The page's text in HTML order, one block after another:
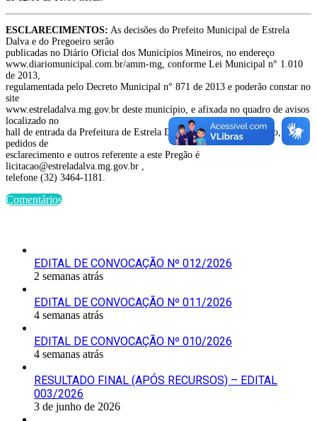
ESCLARECIMENTOS: As decisões do Prefeito Municipal de Estrela
Dalva e do Pregoeiro serão
publicadas no Diário Oficial dos Municípios Mineiros, no endereço
www.diariomunicipal.com.br/amm-mg, conforme Lei Municipal n° 1.010
de 2013,
regulamentada pelo Decreto Municipal n° 871 de 2013 e poderão constar no
site
www.estreladalva.mg.gov.br deste município, e afixada no quadro de avisos
localizado no
hall de entrada da Prefeitura de Estrela Dalva, o e-mail para contato,
pedidos de
esclarecimento e outros referente a este Pregão é
licitacao@estreladalva.mg.gov.br ,
telefone (32) 3464-1181.
Comentários
EDITAL DE CONVOCAÇÃO Nº 012/2026
2 semanas atrás
EDITAL DE CONVOCAÇÃO Nº 011/2026
4 semanas atrás
EDITAL DE CONVOCAÇÃO Nº 010/2026
4 semanas atrás
RESULTADO FINAL (APÓS RECURSOS) – EDITAL
003/2026
3 de junho de 2026